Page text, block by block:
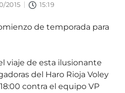
2015 15:19
de temporada para
viaje de esta ilusionante
del Haro Rioja Voley
contra el equipo VP